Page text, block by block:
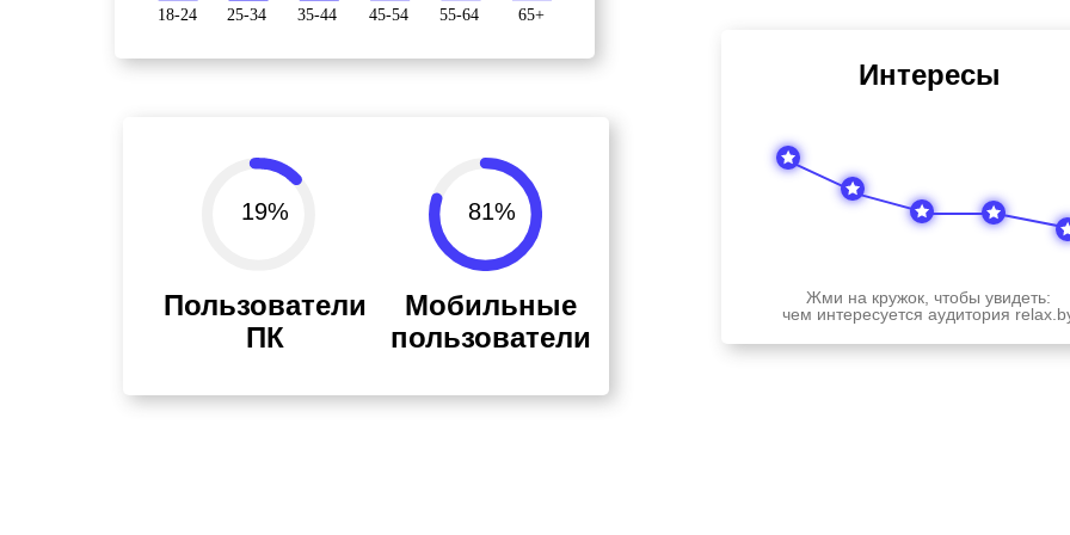
Интересы
Жми на кружок, чтобы увидеть:
чем интересуется аудитория
19% 81%
Пользователи
ПК
Мобильные
пользователи